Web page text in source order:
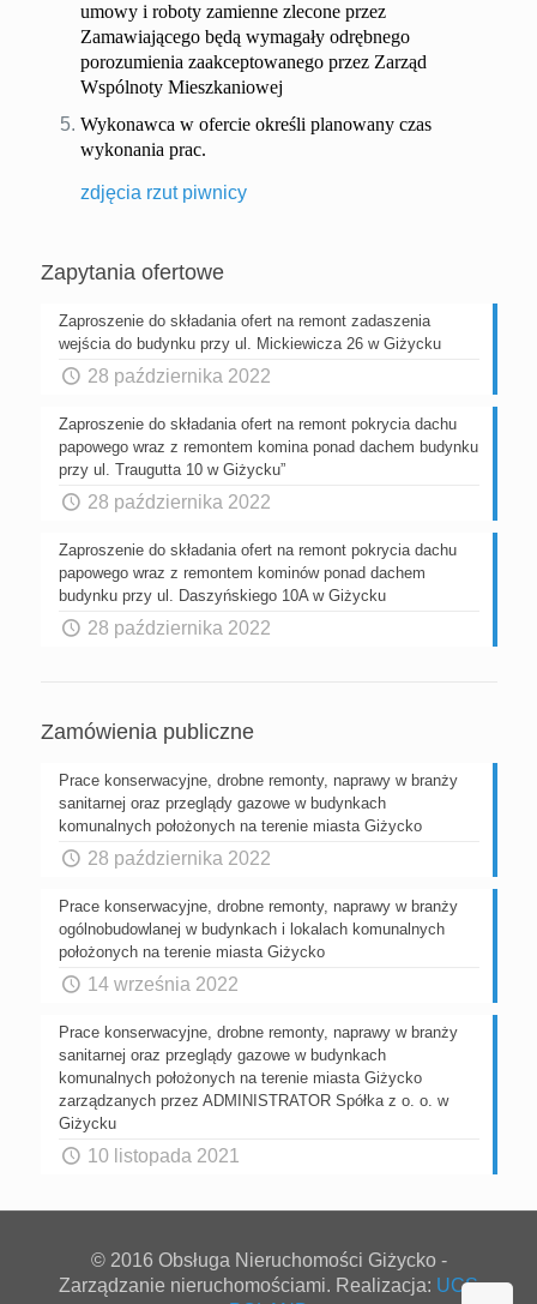
umowy i roboty zamienne zlecone przez
Zamawiającego będą wymagały odrębnego
porozumienia zaakceptowanego przez Zarząd
Wspólnoty Mieszkaniowej
Wykonawca w ofercie określi planowany czas
wykonania prac.
zdjęcia rzut piwnicy
Zapytania ofertowe
Zaproszenie do składania ofert na remont zadaszenia
wejścia do budynku przy ul. Mickiewicza 26 w Giżycku
28 października 2022
Zaproszenie do składania ofert na remont pokrycia dachu
papowego wraz z remontem komina ponad dachem budynku
przy ul. Traugutta 10 w Giżycku”
28 października 2022
Zaproszenie do składania ofert na remont pokrycia dachu
papowego wraz z remontem kominów ponad dachem
budynku przy ul. Daszyńskiego 10A w Giżycku
28 października 2022
Zamówienia publiczne
Prace konserwacyjne, drobne remonty, naprawy w branży
sanitarnej oraz przeglądy gazowe w budynkach
komunalnych położonych na terenie miasta Giżycko
28 października 2022
Prace konserwacyjne, drobne remonty, naprawy w branży
ogólnobudowlanej w budynkach i lokalach komunalnych
położonych na terenie miasta Giżycko
14 września 2022
Prace konserwacyjne, drobne remonty, naprawy w branży
sanitarnej oraz przeglądy gazowe w budynkach
komunalnych położonych na terenie miasta Giżycko
zarządzanych przez ADMINISTRATOR Spółka z o. o. w
Giżycku
10 listopada 2021
© 2016 Obsługa Nieruchomości Giżycko -
Zarządzanie nieruchomościami. Realizacja: UCS